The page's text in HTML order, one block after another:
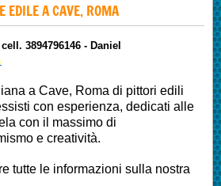
EDILE A CAVE, ROMA
cell. 3894796146 - Daniel
a Cave, Roma di pittori edili
con esperienza, dedicati alle
con il massimo di
e creatività.
tutte le informazioni sulla nostra